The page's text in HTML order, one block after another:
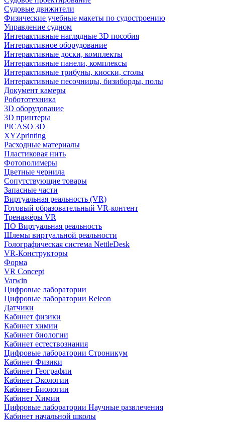
Судовые движители
Физические учебные макеты по судостроению
Управление судном
Интерактивные наглядные 3D пособия
Интерактивное оборудование
Интерактивные доски, комплекты
Интерактивные панели, комплексы
Интерактивные трибуны, киоски, столы
Интерактивные песочницы, бизиборды, полы
Документ камеры
Робототехника
3D оборудование
3D принтеры
PICASO 3D
XYZprinting
Расходные материалы
Пластиковая нить
Фотополимеры
Цветные чернила
Сопутствующие товары
Запасные части
Виртуальная реальность (VR)
Готовый образовательный VR-контент
Тренажёры VR
ПО Виртуальная реальность
Шлемы виртуальной реальности
Голографическая система NettleDesk
VR-Конструкторы
Форма
VR Concept
Varwin
Цифровые лаборатории
Цифровые лаборатории Releon
Датчики
Кабинет физики
Кабинет химии
Кабинет биологии
Кабинет естествознания
Цифровые лаборатории Строникум
Кабинет Физики
Кабинет Географии
Кабинет Экологии
Кабинет Биологии
Кабинет Химии
Цифровые лаборатории Научные развлечения
Кабинет начальной школы